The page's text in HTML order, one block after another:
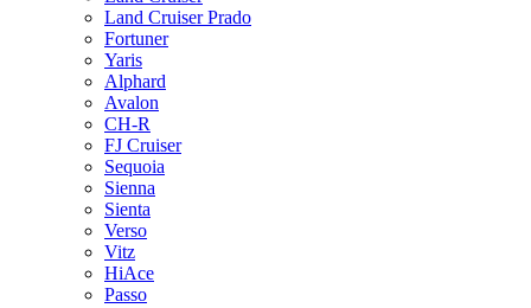
Land Cruiser Prado
Fortuner
Yaris
Alphard
Avalon
CH-R
FJ Cruiser
Sequoia
Sienna
Sienta
Verso
Vitz
HiAce
Passo